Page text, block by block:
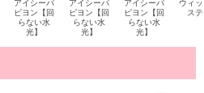
アイシーパ
ピヨン【回
らない水
光】
アイシーパ
ピヨン【回
らない水
光】
アイシーパ
ピヨン【回
らない水
光】
ウィ
ス